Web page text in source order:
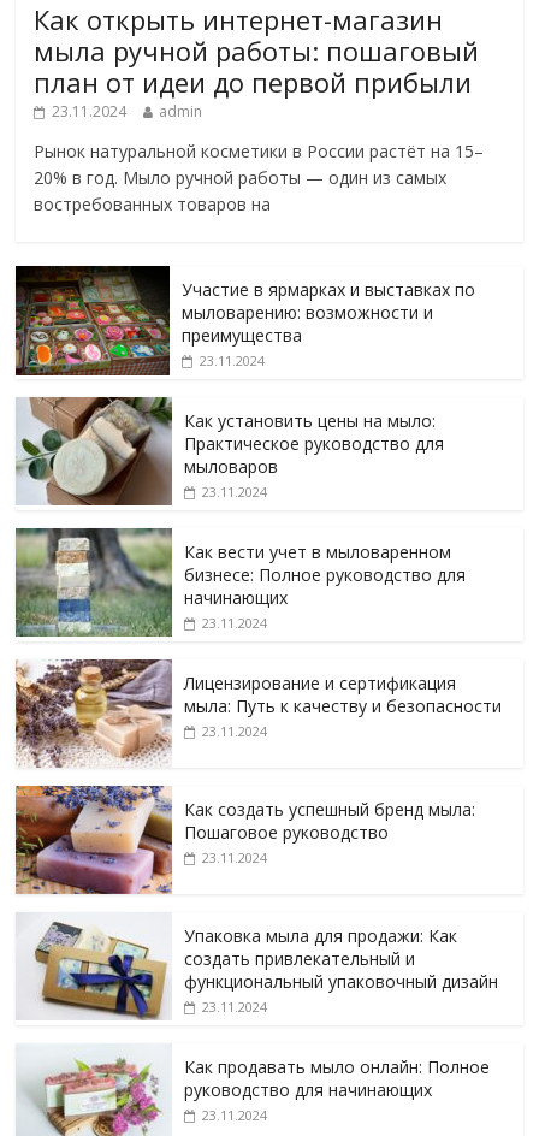
Как открыть интернет-магазин
мыла ручной работы: пошаговый
план от идеи до первой прибыли
23.11.2024 admin
Рынок натуральной косметики в России растёт на 15–
20% в год. Мыло ручной работы — один из самых
востребованных товаров на
Участие в ярмарках и выставках по
мыловарению: возможности и
преимущества
23.11.2024
Как установить цены на мыло:
Практическое руководство для
мыловаров
23.11.2024
Как вести учет в мыловаренном
бизнесе: Полное руководство для
начинающих
23.11.2024
Лицензирование и сертификация
мыла: Путь к качеству и безопасности
23.11.2024
Как создать успешный бренд мыла:
Пошаговое руководство
23.11.2024
Упаковка мыла для продажи: Как
создать привлекательный и
функциональный упаковочный дизайн
23.11.2024
Как продавать мыло онлайн: Полное
руководство для начинающих
23.11.2024